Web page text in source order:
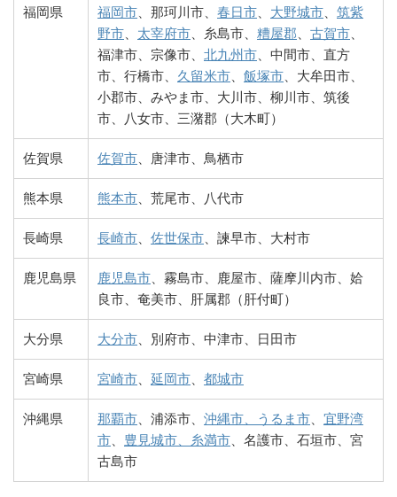
福岡県 福岡市、那珂川市、 春日市、 大野城市、 筑紫
野市、 太宰府市、糸島市、 糟屋郡、 古賀市、
福津市、宗像市、 北九州市、中間市、直方
市、行橋市、 久留米市、 飯塚市、大牟田市、
小郡市、みやま市、大川市、柳川市、筑後
市、八女市、三潴郡（大木町）
佐賀県 佐賀市、唐津市、鳥栖市
熊本県 熊本市、荒尾市、八代市
長崎県 長崎市、 佐世保市、諫早市、大村市
鹿児島県 鹿児島市、霧島市、鹿屋市、薩摩川内市、姶
良市、奄美市、肝属郡（肝付町）
大分県 大分市、別府市、中津市、日田市
宮崎県 宮崎市、 延岡市、 都城市
沖縄県 那覇市、浦添市、 沖縄市、うるま市、 宜野湾
市、 豊見城市、糸満市、名護市、石垣市、宮
古島市